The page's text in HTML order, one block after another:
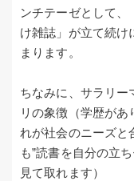
ンチテーゼとして、
け雑誌」が立て続け
まります。
ちなみに、サラリー
リの象徴（学歴が
れが社会のニーズと
も”読書を自分の立
見て取れます）